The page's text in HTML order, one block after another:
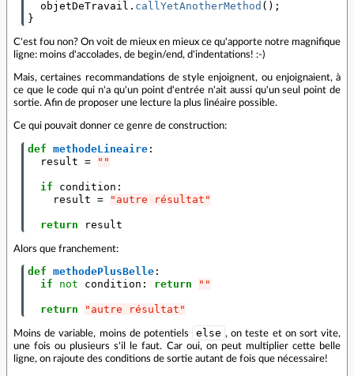
objetDeTravail . callYetAnotherMethod ();
}
C'est fou non? On voit de mieux en mieux ce qu'apporte notre magnifique
ligne: moins d'accolades, de begin/end, d'indentations! :-)
Mais, certaines recommandations de style enjoignent, ou enjoignaient, à
ce que le code qui n'a qu'un point d'entrée n'ait aussi qu'un seul point de
sortie. Afin de proposer une lecture la plus linéaire possible.
Ce qui pouvait donner ce genre de construction:
def methodeLineaire :
result = ""
if condition :
result = "autre résultat"
return result
Alors que franchement:
def methodePlusBelle :
if
not condition : return ""
return "autre résultat"
Moins de variable, moins de potentiels else , on teste et on sort vite,
une fois ou plusieurs s'il le faut. Car oui, on peut multiplier cette belle
ligne, on rajoute des conditions de sortie autant de fois que nécessaire!